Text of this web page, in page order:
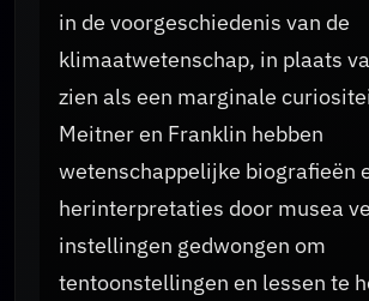
in de voorgeschiedenis van de
klimaatwetenschap, in plaats
zien als een marginale
Meitner en Franklin hebben
wetenschappelijke biografieën
herinterpretaties door musea
instellingen gedwongen om
tentoonstellingen en lessen te